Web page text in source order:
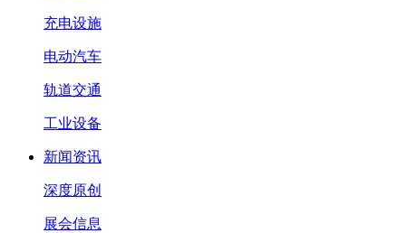
充电设施
电动汽车
轨道交通
工业设备
新闻资讯
深度原创
展会信息